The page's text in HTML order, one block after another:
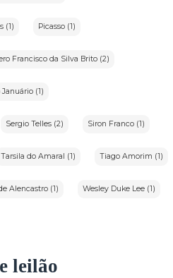
(1) Picasso (1)
Francisco da Silva Brito (2)
(1)
Sergio Telles (2) Siron Franco (1)
Tarsila do Amaral (1) Tiago Amorim (1)
Alencastro (1) Wesley Duke Lee (1)
leilão